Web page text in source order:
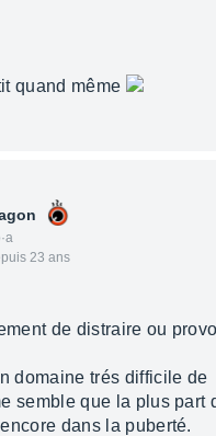
quand même
23 ans
de distraire ou
domaine trés difficile de
semble que la plus part
dans la puberté.